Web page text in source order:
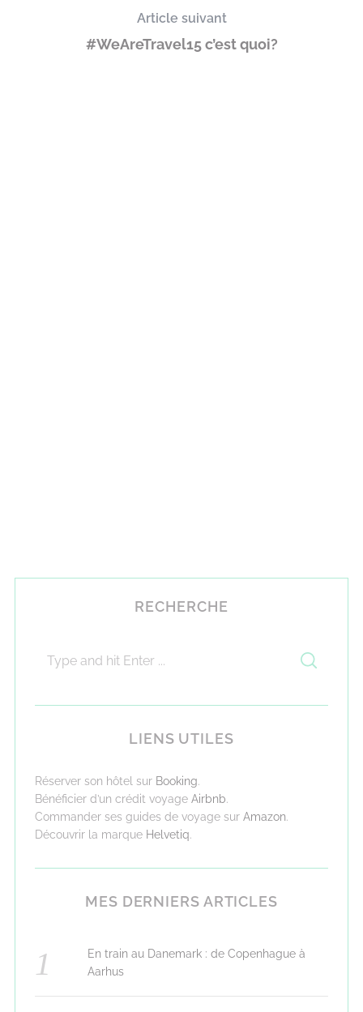
Article suivant
#WeAreTravel15 c’est quoi?
RECHERCHE
LIENS UTILES
Réserver son hôtel sur Booking.
Bénéficier d’un crédit voyage Airbnb.
Commander ses guides de voyage sur Amazon.
Découvrir la marque Helvetiq.
MES DERNIERS ARTICLES
En train au Danemark : de Copenhague à
Aarhus